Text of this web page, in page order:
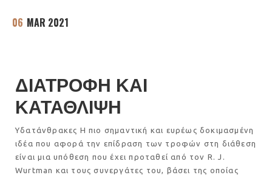
06 MAR 2021
ΔΙΑΤΡΟΦΗ ΚΑΙ
ΚΑΤΑΘΛΙΨΗ
Υδατάνθρακες Η πιο σημαντική και ευρέως δοκιμασμένη
ιδέα που αφορά την επίδραση των τροφών στη διάθεση
είναι μια υπόθεση που έχει προταθεί από τον R. J.
Wurtman και τους συνεργάτες του, βάσει της οποίας